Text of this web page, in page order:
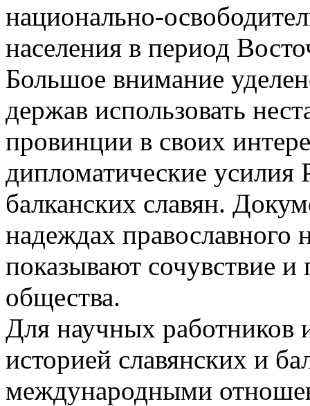
национально-
населения в период
Большое внимание
держав использовать
провинции в своих
дипломатические
балканских славян.
надеждах православного
показывают сочувствие
общества.
Для научных работников
историей славянских и
международными